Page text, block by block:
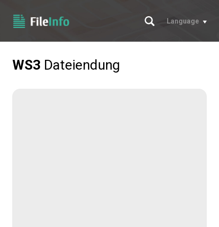
Suche
Language
WS3 Dateiendung